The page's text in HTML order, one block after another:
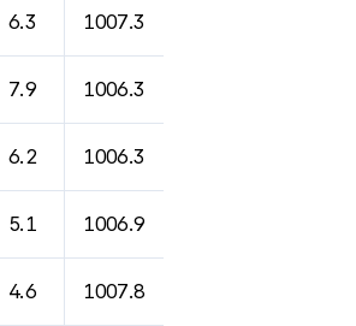
6.3 1007.3
7.9 1006.3
6.2 1006.3
5.1 1006.9
4.6 1007.8